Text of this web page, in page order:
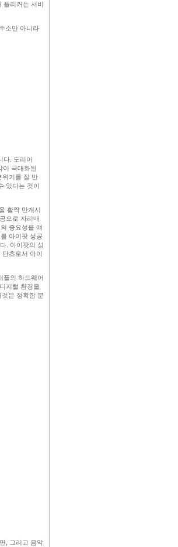
플리커는 서비
소만 아니라
다. 도리어
이 극대화된
위기를 잘 반
있다는 것이
활짝 만개시
으로 자리매
중요성을 얘
아이팟 성공
. 아이팟의 성
단초로서 아이
플의 하드웨어
지털 환경을
은 정확한 분
, 그리고 음악